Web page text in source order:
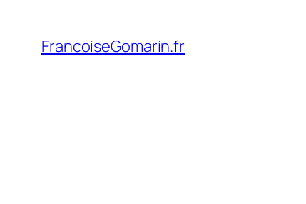
contenu
FrancoiseGomarin.fr